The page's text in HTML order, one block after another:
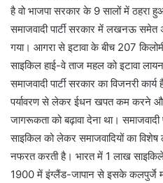
है वो भाजपा सरकार के 9 सालों में ठहरा
समाजवादी पार्टी सरकार में लखनऊ
गया। आगरा से इटावा के बीच 207
साइकिल हाई-वे ताज महल को इटावा
समाजवादी पार्टी सरकार का विजनरी
पर्यावरण से लेकर ईधन खपत कम करने
जागरूकता को बढ़ावा देना था। समाजवादी
साइकिल को लेकर समाजवादियों का
नफरत करती है। भारत में 1 लाख
1900 में इंग्लैंड-जापान से इसके कलपुर्जे